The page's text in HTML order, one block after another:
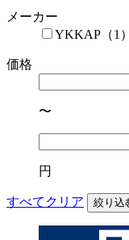
メーカー
YKKAP（1）
価格
〜
円
すべてクリア 絞り込